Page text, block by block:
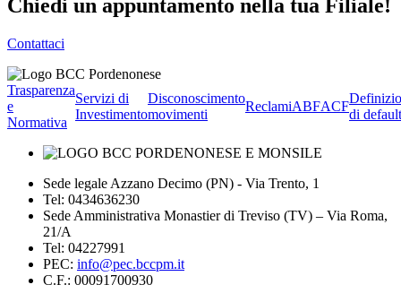
Chiedi un appuntamento nella tua Filiale!
Contattaci
Trasparenza
e
Normativa
Servizi di
Investimento
Disconoscimento
movimenti
ReclamiABFACF
di default
Sede legale Azzano Decimo (PN) - Via Trento, 1
Tel: 0434636230
Sede Amministrativa Monastier di Treviso (TV) – Via Roma,
21/A
Tel: 04227991
PEC: info@pec.bccpm.it
C.F.: 00091700930